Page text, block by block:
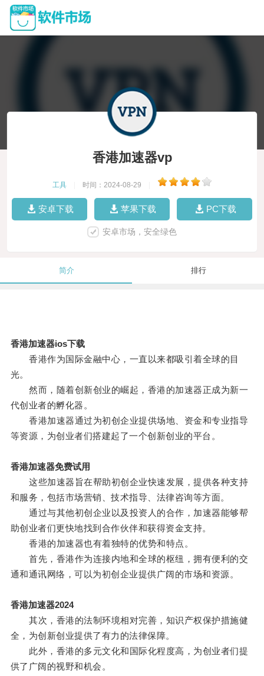
香港加速器vp
工具 时间：2024-08-29
安卓下载 苹果下载 PC下载
安卓市场，安全绿色
简介 排行
香港加速器ios下载
香港作为国际金融中心，一直以来都吸引着全球的目
光。
然而，随着创新创业的崛起，香港的加速器正成为新一
代创业者的孵化器。
香港加速器通过为初创企业提供场地、资金和专业指导
等资源，为创业者们搭建起了一个创新创业的平台。
香港加速器免费试用
这些加速器旨在帮助初创企业快速发展，提供各种支持
和服务，包括市场营销、技术指导、法律咨询等方面。
通过与其他初创企业以及投资人的合作，加速器能够帮
助创业者们更快地找到合作伙伴和获得资金支持。
香港的加速器也有着独特的优势和特点。
首先，香港作为连接内地和全球的枢纽，拥有便利的交
通和通讯网络，可以为初创企业提供广阔的市场和资源。
香港加速器2024
其次，香港的法制环境相对完善，知识产权保护措施健
全，为创新创业提供了有力的法律保障。
此外，香港的多元文化和国际化程度高，为创业者们提
供了广阔的视野和机会。